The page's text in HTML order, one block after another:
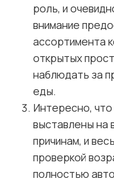
роль, и
внимание
ассортимента
открытых
наблюдать за
еды.
Интересно,
выставлены на
причинам, и
проверкой
полностью